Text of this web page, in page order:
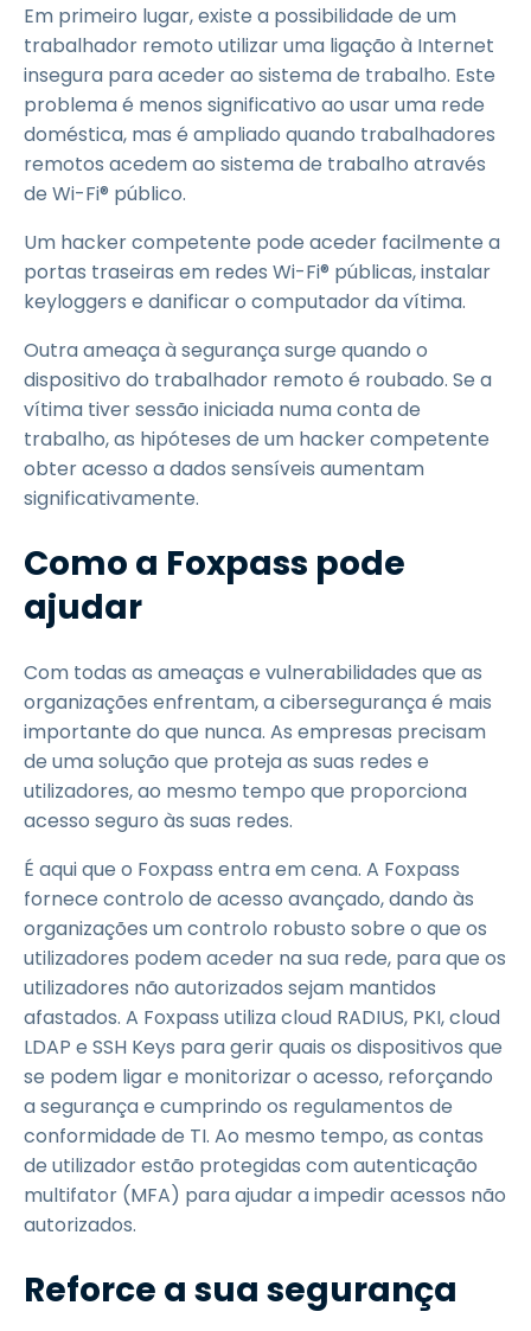
Em primeiro lugar, existe a possibilidade de um
trabalhador remoto utilizar uma ligação à Internet
insegura para aceder ao sistema de trabalho. Este
problema é menos significativo ao usar uma rede
doméstica, mas é ampliado quando trabalhadores
remotos acedem ao sistema de trabalho através
de Wi-Fi® público.
Um hacker competente pode aceder facilmente a
portas traseiras em redes Wi-Fi® públicas, instalar
keyloggers e danificar o computador da vítima.
Outra ameaça à segurança surge quando o
dispositivo do trabalhador remoto é roubado. Se a
vítima tiver sessão iniciada numa conta de
trabalho, as hipóteses de um hacker competente
obter acesso a dados sensíveis aumentam
significativamente.
Como a Foxpass pode
ajudar
Com todas as ameaças e vulnerabilidades que as
organizações enfrentam, a cibersegurança é mais
importante do que nunca. As empresas precisam
de uma solução que proteja as suas redes e
utilizadores, ao mesmo tempo que proporciona
acesso seguro às suas redes.
É aqui que o Foxpass entra em cena. A Foxpass
fornece controlo de acesso avançado, dando às
organizações um controlo robusto sobre o que os
utilizadores podem aceder na sua rede, para que os
utilizadores não autorizados sejam mantidos
afastados. A Foxpass utiliza cloud RADIUS, PKI, cloud
LDAP e SSH Keys para gerir quais os dispositivos que
se podem ligar e monitorizar o acesso, reforçando
a segurança e cumprindo os regulamentos de
conformidade de TI. Ao mesmo tempo, as contas
de utilizador estão protegidas com autenticação
multifator (MFA) para ajudar a impedir acessos não
autorizados.
Reforce a sua segurança